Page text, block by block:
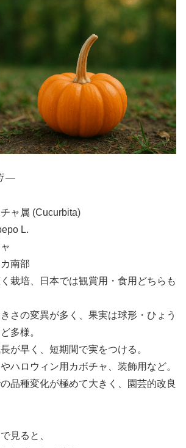
―
ャ属 (Cucurbita)
L.
南部
栽培、日本では観賞用・食用どちらも
さの変異が多く、果実は球形・ひょう
多様。
が早く、短期間で実をつける。
ハロウィン用カボチャ、装飾用など。
品種変化が極めて大きく、園芸的改良
見ると、